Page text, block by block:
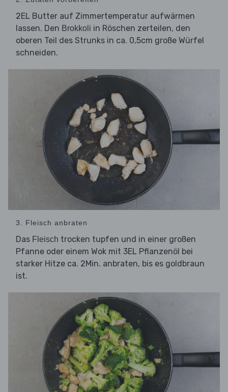
2EL Butter auf Zimmertemperatur aufwärmen
lassen. Den Brokkoli in Röschen zerteilen, den
oberen Teil des Strunks in ca. 0,5cm große Würfel
schneiden.
3. Fleisch anbraten
Das Fleisch trocken tupfen und in einer großen
Pfanne oder einem Wok mit 3EL Pflanzenöl bei
starker Hitze ca. 2Min. anbraten, bis es goldbraun
ist.